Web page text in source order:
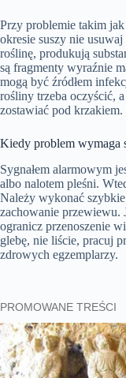
Przy problemie takim
okresie suszy nie
roślinę, produkują
są fragmenty wyraźnie
mogą być źródłem
rośliny trzeba oczyścić,
zostawiać pod krzakiem.
Kiedy problem wymaga
Sygnałem alarmowym
albo nalotem pleśni.
Należy wykonać
zachowanie przewiewu.
ogranicz przenoszenie
glebę, nie liście, pracuj
zdrowych egzemplarzy.